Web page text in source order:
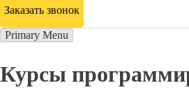
Заказать звонок
Primary Menu
Курсы